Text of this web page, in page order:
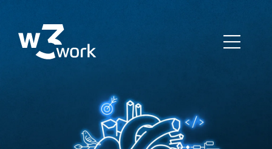
springen
Online Marketing